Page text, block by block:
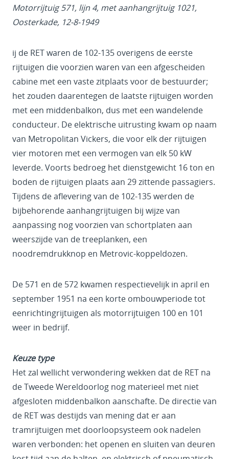
Motorrijtuig 571, lijn 4, met aanhangrijtuig 1021,
Oosterkade, 12-8-1949
ij de RET waren de 102-135 overigens de eerste
rijtuigen die voorzien waren van een afgescheiden
cabine met een vaste zitplaats voor de bestuurder;
het zouden daarentegen de laatste rijtuigen worden
met een middenbalkon, dus met een wandelende
conducteur. De elektrische uitrusting kwam op naam
van Metropolitan Vickers, die voor elk der rijtuigen
vier motoren met een vermogen van elk 50 kW
leverde. Voorts bedroeg het dienstgewicht 16 ton en
boden de rijtuigen plaats aan 29 zittende passagiers.
Tijdens de aflevering van de 102-135 werden de
bijbehorende aanhangrijtuigen bij wijze van
aanpassing nog voorzien van schortplaten aan
weerszijde van de treeplanken, een
noodremdrukknop en Metrovic-koppeldozen.
De 571 en de 572 kwamen respectievelijk in april en
september 1951 na een korte ombouwperiode tot
eenrichtingrijtuigen als motorrijtuigen 100 en 101
weer in bedrijf.
Keuze type
Het zal wellicht verwondering wekken dat de RET na
de Tweede Wereldoorlog nog materieel met niet
afgesloten middenbalkon aanschafte. De directie van
de RET was destijds van mening dat er aan
tramrijtuigen met doorloopsysteem ook nadelen
waren verbonden: het openen en sluiten van deuren